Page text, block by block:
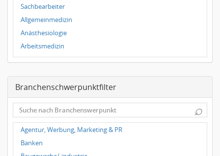
Grünwald
Ulm
Bielefeld
Hannover
Duisburg
Sachbearbeiter
Allgemeinmedizin
Anästhesiologie
Arbeitsmedizin
Augenheilkunde
Frauenheilkunde, Geburtshilfe
Hals-Nasen-Ohrenheilkunde
Hautkrankheiten, Geschlechtskrankheiten
Hygienemedizin, Umweltmedizin
Innere Medizin
Kieferchirurgie, Mundchirurgie, Gesichtschirurgie
Branchenschwerpunktfilter
⌕
Agentur, Werbung, Marketing & PR
Banken